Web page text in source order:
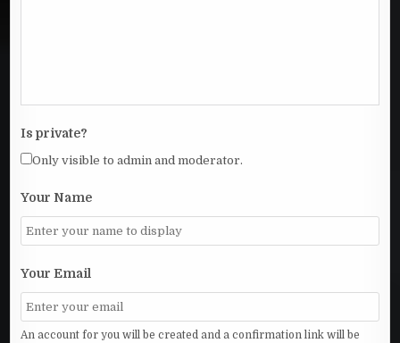
Is private?
Only visible to admin and moderator.
Your Name
Your Email
An account for you will be created and a confirmation link will be